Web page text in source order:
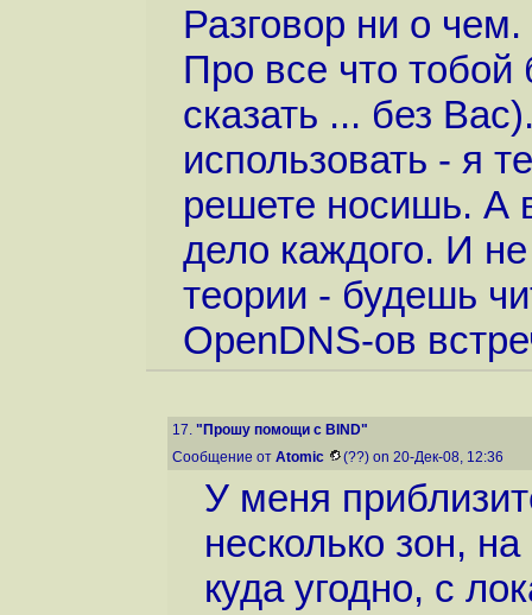
Разговор ни о
Про все что тобой
сказать ... без
использовать - я
решете носишь. А
дело каждого. И
теории - будешь
OpenDNS-ов
17. "Прошу помощи с BIND"
Сообщение от Atomic (??) on 20-Дек-08, 12:36
У меня
несколько зон,
куда угодно, с